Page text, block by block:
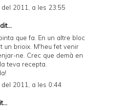
2011, a les 23:55
que fa. En un altre bloc
un brioix. M'heu fet venir
ne. Crec que demà en
teva recepta.
2011, a les 0:44